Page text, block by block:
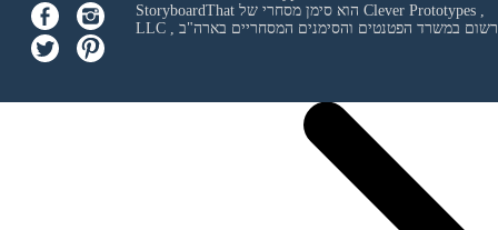
Clever Prototypes ,
LLC
ורשום במשרד הפטנטים והסימנים המסחריים בארה"ב